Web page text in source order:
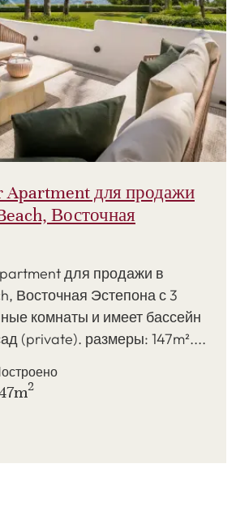
Apartment для продажи
Восточная
для продажи в
Восточная Эстепона с 3
комнаты и имеет бассейн
(private). размеры: 147m²....
2